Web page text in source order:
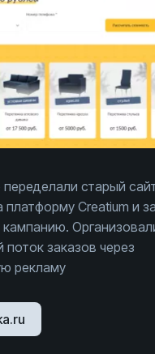
старый
Creatium и
поток заказов через
рекламу